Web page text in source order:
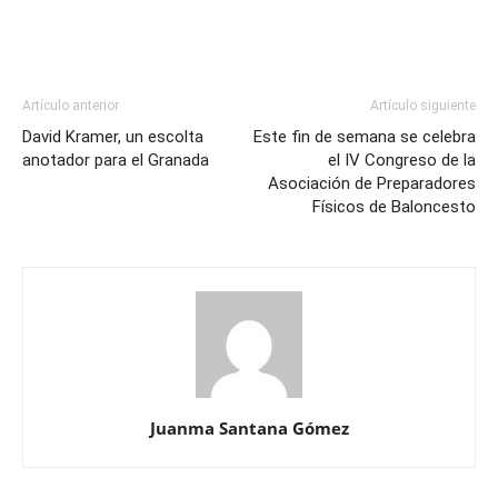
Artículo anterior
David Kramer, un escolta
anotador para el Granada
Artículo siguiente
Este fin de semana se celebra
el IV Congreso de la
Asociación de Preparadores
Físicos de Baloncesto
Juanma Santana Gómez